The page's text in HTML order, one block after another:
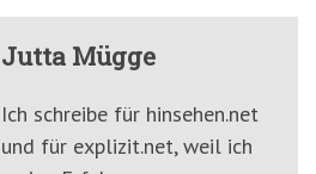
Jutta Mügge
Ich schreibe für hinsehen.net
und für explizit.net, weil ich